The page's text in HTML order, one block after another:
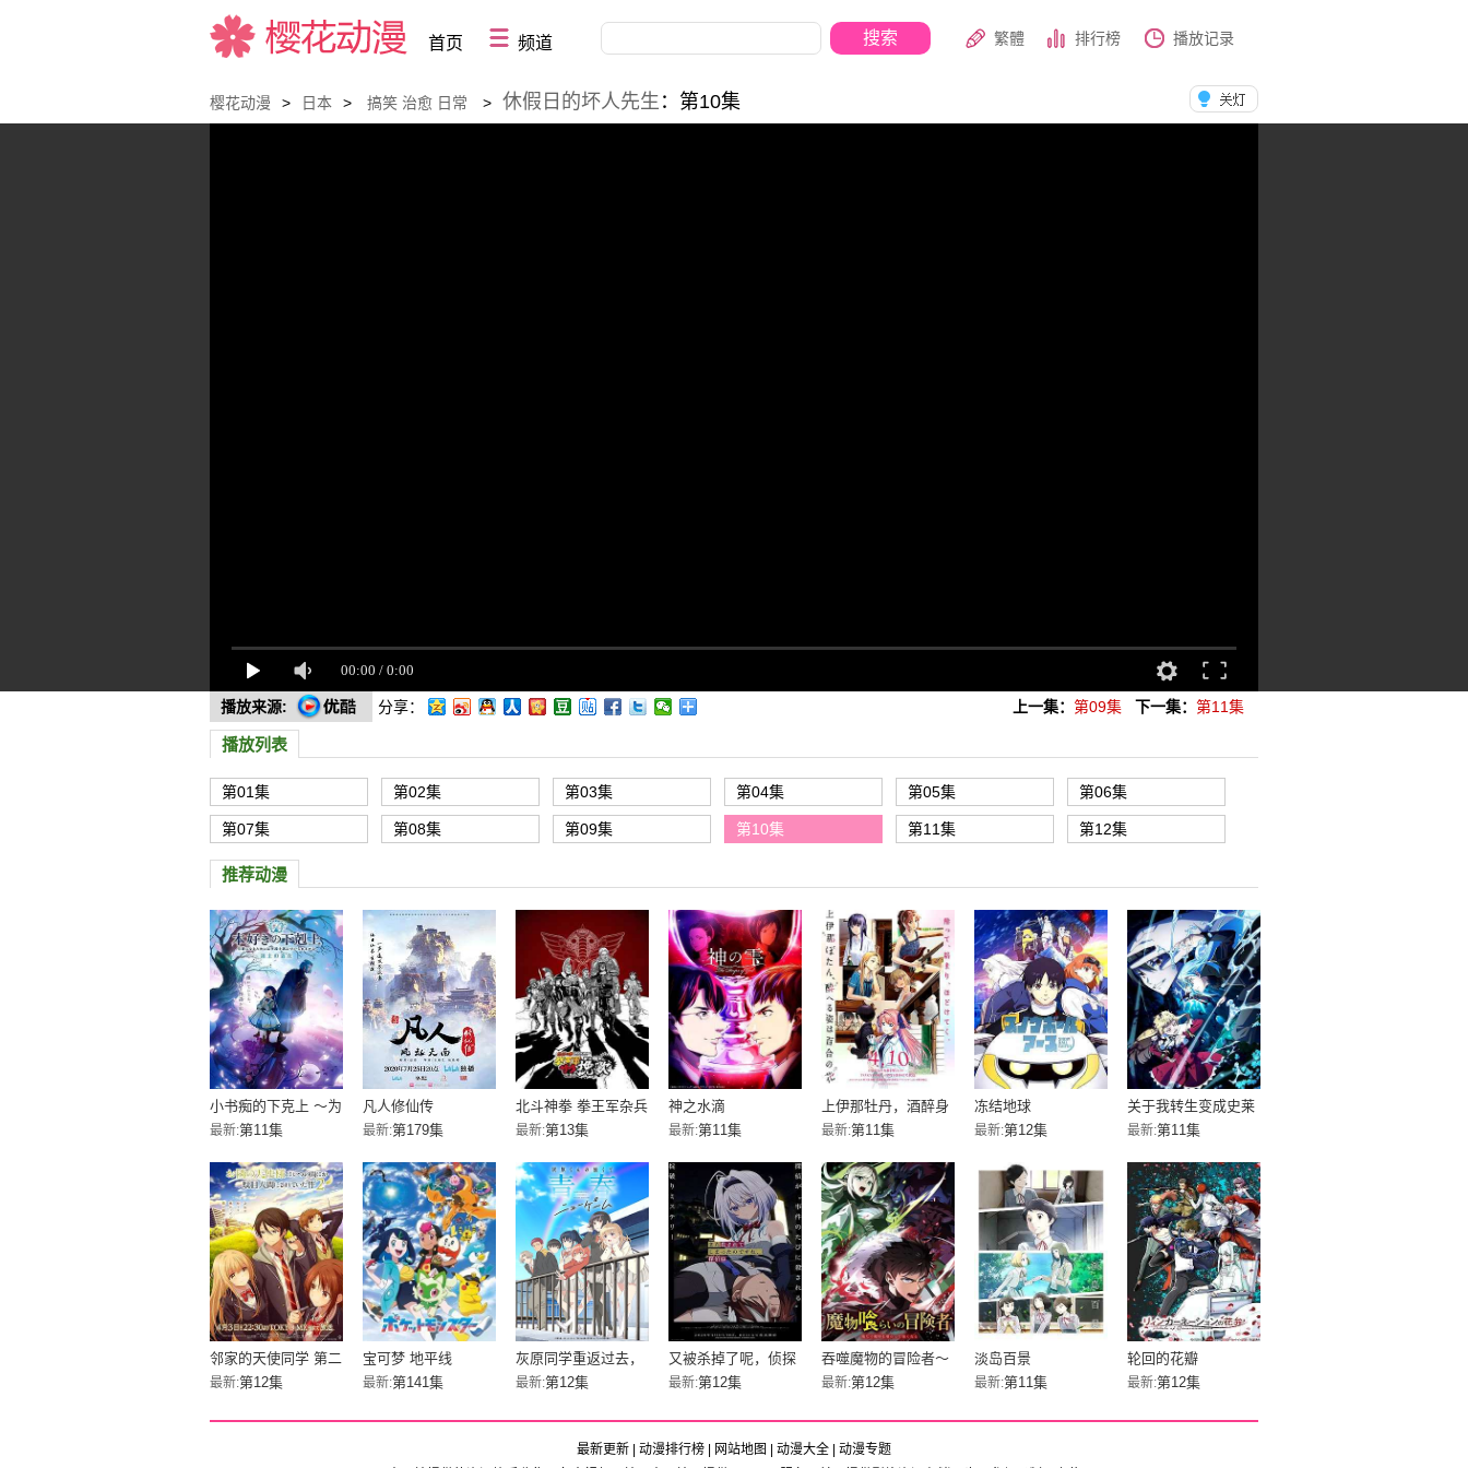
首页 频道 繁體 排行榜 播放记录
樱花动漫 > 日本 > 搞笑 治愈 日常 > 休假日的坏人先生 ：第10集
播放来源: 分享： 上一集： 第09集 下一集： 第11集
播放列表
第01集 第02集 第03集 第04集 第05集 第06集
第07集 第08集 第09集 第10集 第11集 第12集
推荐动漫
小书痴的下克上 〜为
了成为图书管理员而
最新:第11集
凡人修仙传
最新:第179集
北斗神拳 拳王军杂兵
们的挽歌
最新:第13集
神之水滴
最新:第11集
上伊那牡丹，酒醉身
姿似百合花般
最新:第11集
冻结地球
最新:第12集
关于我转生变成史莱
姆这档事 第四季
最新:第11集
邻家的天使同学 第二
季
最新:第12集
宝可梦 地平线
最新:第141集
灰原同学重返过去，
开启所向无敌的第二
最新:第12集
又被杀掉了呢，侦探
大人
最新:第12集
吞噬魔物的冒险者～
只有我能通过吞噬魔
最新:第12集
淡岛百景
最新:第11集
轮回的花瓣
最新:第12集
最新更新 动漫排行榜 网站地图 动漫大全
动漫专题